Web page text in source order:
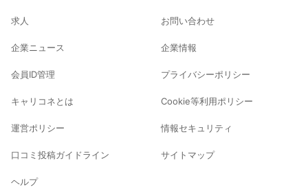
求人
企業ニュース
会員ID管理
キャリコネとは
運営ポリシー
口コミ投稿ガイドライン
ヘルプ
お問い合わせ
企業情報
プライバシーポリシー
Cookie等利用ポリシー
情報セキュリティ
サイトマップ